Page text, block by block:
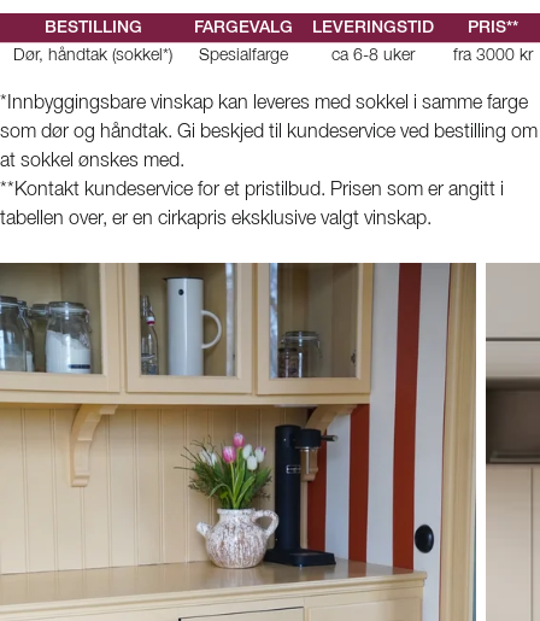
BESTILLING FARGEVALG LEVERINGSTID
PRIS**
Dør, håndtak (sokkel*)
Spesialfarge ca 6-8 uker fra 3000 kr
*Innbyggingsbare vinskap kan leveres med sokkel i samme farge
som dør og håndtak. Gi beskjed til kundeservice ved bestilling om
at sokkel ønskes med.
**Kontakt kundeservice for et pristilbud. Prisen som er angitt i
tabellen over, er en cirkapris eksklusive valgt vinskap.